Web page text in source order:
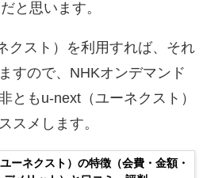
と思います。
クスト）を利用すれば、それ
すので、NHKオンデマンド
ともu-next（ユーネクスト）
スメします。
ーネクスト）の特徴（会費・金額・